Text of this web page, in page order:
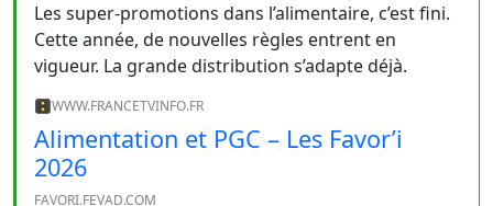
Les super-promotions dans l’alimentaire, c’est fini.
Cette année, de nouvelles règles entrent en
vigueur. La grande distribution s’adapte déjà.
WWW.FRANCETVINFO.FR
Alimentation et PGC – Les Favor’i
2026
FAVORI.FEVAD.COM